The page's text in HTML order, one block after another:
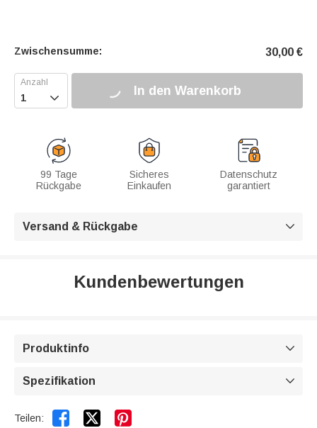
Zwischensumme: 30,00 €
 In den Warenkorb
99 Tage
Rückgabe
Sicheres
Einkaufen
Datenschutz
garantiert
Versand & Rückgabe 
Kundenbewertungen
Produktinfo 
Spezifikation 
Teilen:  